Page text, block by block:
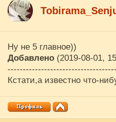
Ну не 5 главное))
Добавлено (2019-08-01,
Кстати,а известно что-